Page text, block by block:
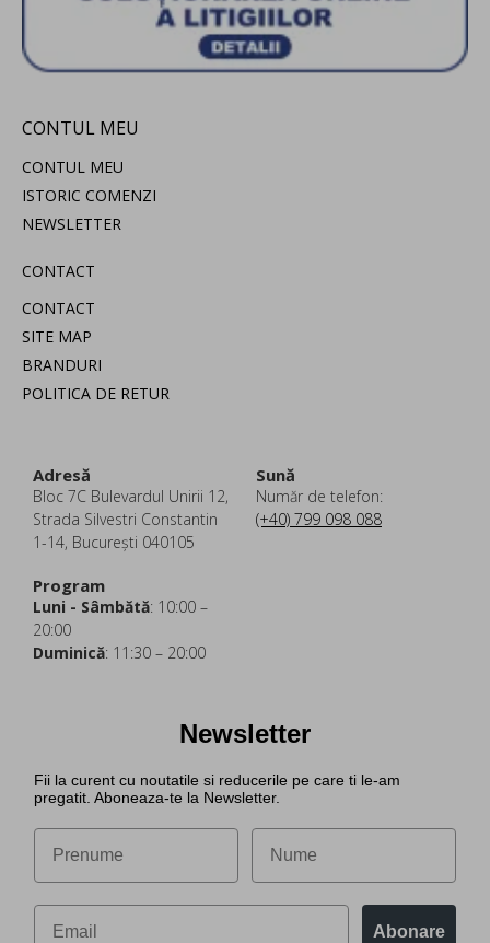
CONTUL MEU
CONTUL MEU
ISTORIC COMENZI
NEWSLETTER
CONTACT
CONTACT
SITE MAP
BRANDURI
POLITICA DE RETUR
Adresă
Bloc 7C Bulevardul Unirii 12,
Strada Silvestri Constantin
1-14, București 040105
Sună
Număr de telefon:
(+40) 799 098 088
Program
Luni - Sâmbătă: 10:00 –
20:00
Duminică: 11:30 – 20:00
Newsletter
Fii la curent cu noutatile si reducerile pe care ti le-am
pregatit. Aboneaza-te la Newsletter.
Abonare